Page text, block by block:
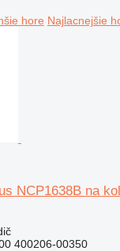
hore Najlacnejšie
NCP1638B na
400206-00350